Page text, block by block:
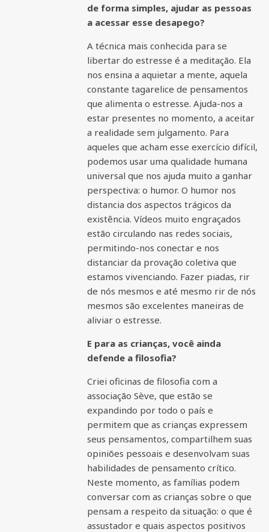
de forma simples, ajudar as pessoas
a acessar esse desapego?
A técnica mais conhecida para se
libertar do estresse é a meditação. Ela
nos ensina a aquietar a mente, aquela
constante tagarelice de pensamentos
que alimenta o estresse. Ajuda-nos a
estar presentes no momento, a aceitar
a realidade sem julgamento. Para
aqueles que acham esse exercício difícil,
podemos usar uma qualidade humana
universal que nos ajuda muito a ganhar
perspectiva: o humor. O humor nos
distancia dos aspectos trágicos da
existência. Vídeos muito engraçados
estão circulando nas redes sociais,
permitindo-nos conectar e nos
distanciar da provação coletiva que
estamos vivenciando. Fazer piadas, rir
de nós mesmos e até mesmo rir de nós
mesmos são excelentes maneiras de
aliviar o estresse.
E para as crianças, você ainda
defende a filosofia?
Criei oficinas de filosofia com a
associação Sève, que estão se
expandindo por todo o país e
permitem que as crianças expressem
seus pensamentos, compartilhem suas
opiniões pessoais e desenvolvam suas
habilidades de pensamento crítico.
Neste momento, as famílias podem
conversar com as crianças sobre o que
pensam a respeito da situação: o que é
assustador e quais aspectos positivos